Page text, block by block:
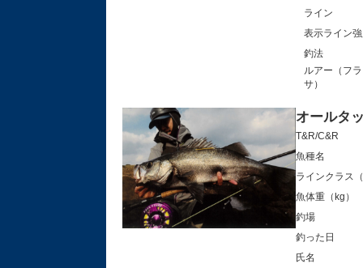
ライン
表示
釣法
ルアー（フ
オールタ
T&R/C&R
魚種名
ラインクラス
魚体重（kg）
釣場
釣った日
氏名